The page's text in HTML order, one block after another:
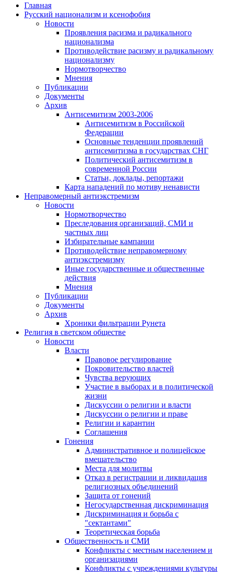
Главная
Русский национализм и ксенофобия
Новости
Проявления расизма и радикального
национализма
Противодействие расизму и радикальному
национализму
Нормотворчество
Мнения
Публикации
Документы
Архив
Антисемитизм 2003-2006
Антисемитизм в Российской
Федерации
Основные тенденции проявлений
антисемитизма в государствах СНГ
Политический антисемитизм в
современной России
Статьи, доклады, репортажи
Карта нападений по мотиву ненависти
Неправомерный антиэкстремизм
Новости
Нормотворчество
Преследования организаций, СМИ и
частных лиц
Избирательные кампании
Противодействие неправомерному
антиэкстремизму
Иные государственные и общественные
действия
Мнения
Публикации
Документы
Архив
Хроники фильтрации Рунета
Религия в светском обществе
Новости
Власти
Правовое регулирование
Покровительство властей
Чувства верующих
Участие в выборах и в политической
жизни
Дискуссии о религии и власти
Дискуссии о религии и праве
Религии и карантин
Соглашения
Гонения
Административное и полицейское
вмешательство
Места для молитвы
Отказ в регистрации и ликвидация
религиозных объединений
Защита от гонений
Негосударственная дискриминация
Дискриминация и борьба с
"сектантами"
Теоретическая борьба
Общественность и СМИ
Конфликты с местным населением и
организациями
Конфликты с учреждениями культуры